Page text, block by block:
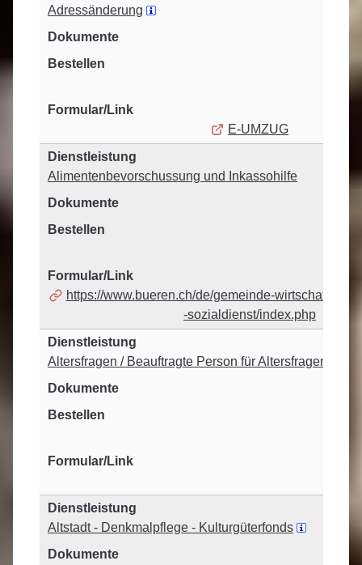
Adressänderung
E-UMZUG
Alimentenbevorschussung und Inkassohilfe
https://www.bueren.ch/de/gemeinde-wirtschaft/
-sozialdienst/index.php
Altersfragen / Beauftragte Person für Altersfragen
Altstadt - Denkmalpflege - Kulturgüterfonds